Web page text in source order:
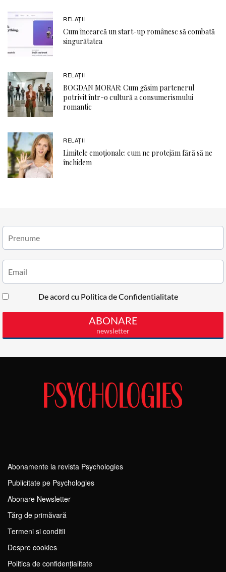
RELAŢII
Cum încearcă un start-up românesc să combată
singurătatea
RELAŢII
BOGDAN MORAR: Cum găsim partenerul
potrivit într-o cultură a consumerismului
romantic
RELAŢII
Limitele emoționale: cum ne protejăm fără să ne
închidem
Abonamente la revista Psychologies
Publicitate pe Psychologies
Abonare Newsletter
Tărg de primăvară
Termeni si conditii
Despre cookies
Politica de confidențialitate